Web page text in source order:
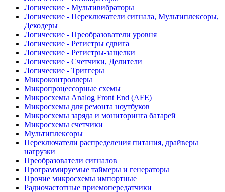
Логические - Мультивибраторы
Логические - Переключатели сигнала, Мультиплексоры,
Декодеры
Логические - Преобразователи уровня
Логические - Регистры сдвига
Логические - Регистры-защелки
Логические - Счетчики, Делители
Логические - Триггеры
Микроконтроллеры
Микропроцессорные схемы
Микросхемы Analog Front End (AFE)
Микросхемы для ремонта ноутбуков
Микросхемы заряда и мониторинга батарей
Микросхемы счетчики
Мультиплексоры
Переключатели распределения питания, драйверы
нагрузки
Преобразователи сигналов
Программируемые таймеры и генераторы
Прочие микросхемы импортные
Радиочастотные приемопередатчики